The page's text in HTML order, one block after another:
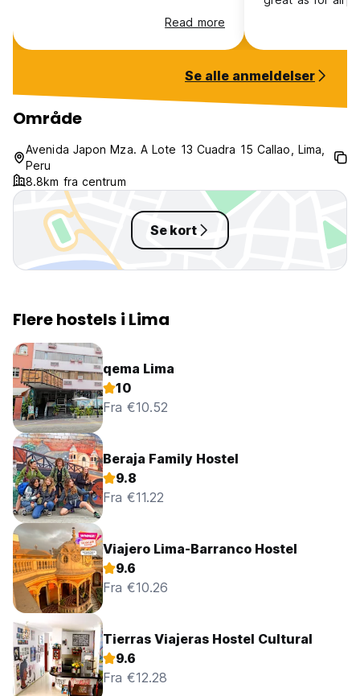
Read more
Se alle anmeldelser
Område
Avenida Japon Mza. A Lote 13 Cuadra 15 Callao, Lima,
Peru
8.8km fra centrum
Se kort
Flere hostels i Lima
qema Lima
10
Fra €10.52
Beraja Family Hostel
9.8
Fra €11.22
Viajero Lima-Barranco Hostel
9.6
Fra €10.26
Tierras Viajeras Hostel Cultural
9.6
Fra €12.28